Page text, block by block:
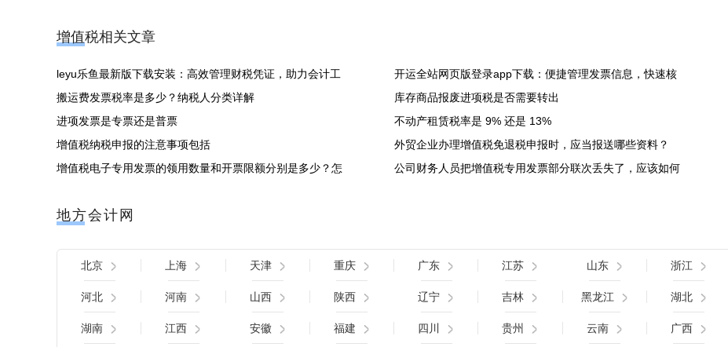
增值税相关文章
leyu乐鱼最新版下载安装：高效管理财税凭证，助力会计工
开运全站网页版登录app下载：便捷管理发票信息，快速核
搬运费发票税率是多少？纳税人分类详解
库存商品报废进项税是否需要转出
进项发票是专票还是普票
不动产租赁税率是 9% 还是 13%
增值税纳税申报的注意事项包括
外贸企业办理增值税免退税申报时，应当报送哪些资料？
增值税电子专用发票的领用数量和开票限额分别是多少？怎
公司财务人员把增值税专用发票部分联次丢失了，应该如何
地方会计网
北京 上海 天津 重庆 广东 江苏 山东 浙江
河北 河南 山西 陕西 辽宁 吉林 黑龙江 湖北
湖南 江西 安徽 福建 四川 贵州 云南 广西